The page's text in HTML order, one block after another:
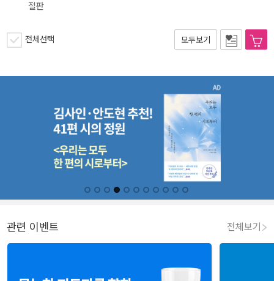
절판
전체선택 모두보기
관련 이벤트 전체보기